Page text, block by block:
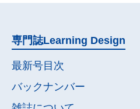
専門誌Learning Design
最新号目次
バックナンバー